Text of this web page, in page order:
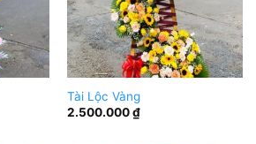
Tài Lộc Vàng
2.500.000₫